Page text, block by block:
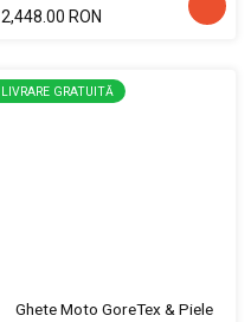
2,448.00 RON
LIVRARE GRATUITĂ
Ghete Moto GoreTex & Piele